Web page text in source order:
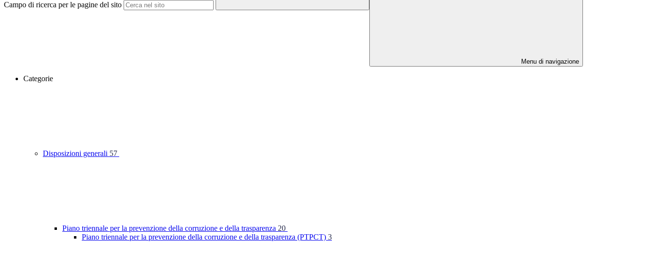
Campo di ricerca per le pagine del sito
Menu di navigazione
Categorie
Disposizioni generali 57
Piano triennale per la prevenzione della corruzione e della trasparenza 20
Piano triennale per la prevenzione della corruzione e della trasparenza (PTPCT) 3